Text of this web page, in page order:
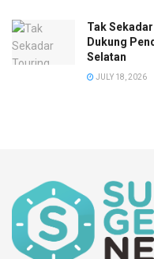
Tak
Dukung
Selatan
JULY 18, 2026